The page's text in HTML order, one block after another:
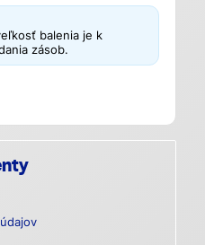
balenia je k
zásob.